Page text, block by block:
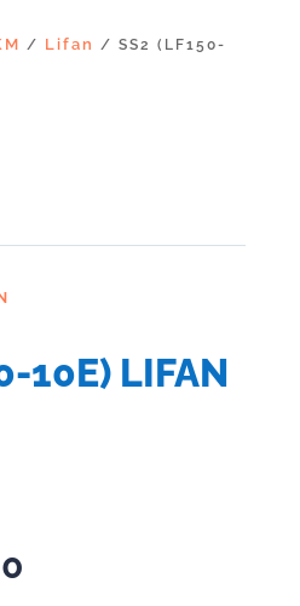
/ Lifan / SS2 (LF150-
10E) LIFAN